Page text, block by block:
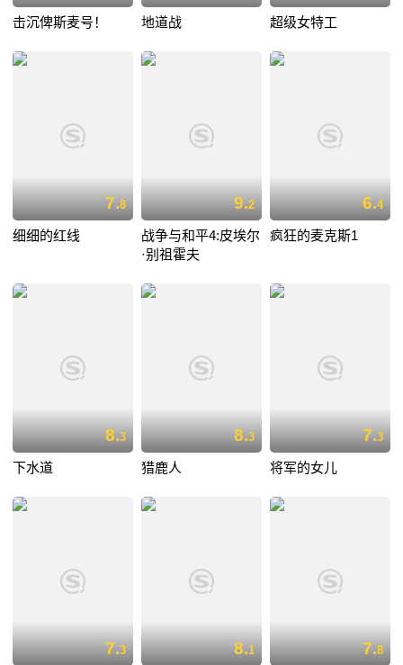
击沉俾斯麦号！ 地道战 超级女特工
7.8
细细的红线
9.2
战争与和平4:皮埃尔
·别祖霍夫
6.4
疯狂的麦克斯1
8.3
下水道
8.3
猎鹿人
7.3
将军的女儿
7.3 8.1 7.8